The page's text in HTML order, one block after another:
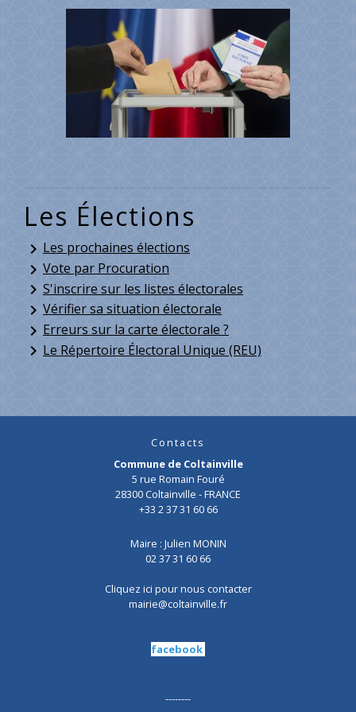
Les Élections
keyboard_arrow_right Les prochaines élections
keyboard_arrow_right Vote par Procuration
keyboard_arrow_right S'inscrire sur les listes électorales
keyboard_arrow_right Vérifier sa situation électorale
keyboard_arrow_right Erreurs sur la carte électorale ?
keyboard_arrow_right Le Répertoire Électoral Unique (REU)
Contacts
Commune de Coltainville
5 rue Romain Fouré
28300 Coltainville - FRANCE
+33 2 37 31 60 66
Maire : Julien MONIN
02 37 31 60 66
Cliquez ici pour nous contacter
mairie@coltainville.fr
facebook
--------